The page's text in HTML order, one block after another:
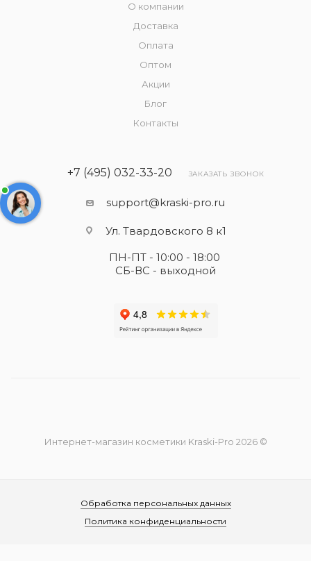
О компании
Доставка
Оплата
Оптом
Акции
Блог
Контакты
+7 (495) 032-33-20 ЗАКАЗАТЬ ЗВОНОК
support@kraski-pro.ru
Ул. Твардовского 8 к1
ПН-ПТ - 10:00 - 18:00
СБ-ВС - выходной
Интернет-магазин косметики Kraski-Pro 2026 ©
Обработка персональных данных
Политика конфиденциальности